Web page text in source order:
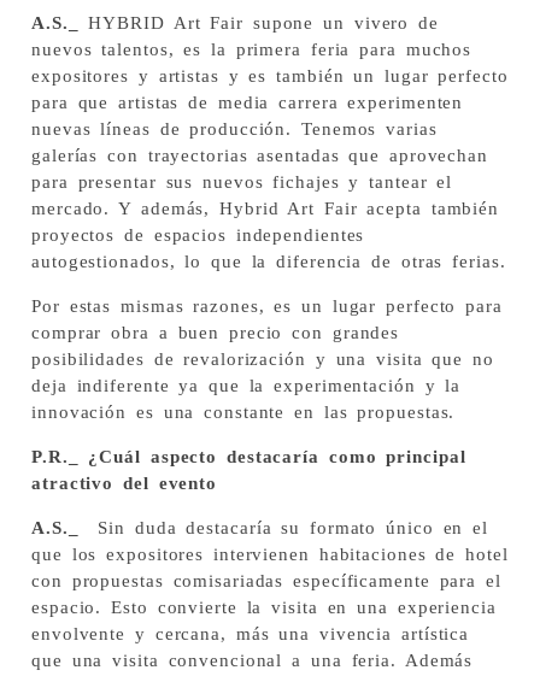
A.S._HYBRID Art Fair supone un vivero de
nuevos talentos, es la primera feria para muchos
expositores y artistas y es también un lugar perfecto
para que artistas de media carrera experimenten
nuevas líneas de producción. Tenemos varias
galerías con trayectorias asentadas que aprovechan
para presentar sus nuevos fichajes y tantear el
mercado. Y además, Hybrid Art Fair acepta también
proyectos de espacios independientes
autogestionados, lo que la diferencia de otras ferias.
Por estas mismas razones, es un lugar perfecto para
comprar obra a buen precio con grandes
posibilidades de revalorización y una visita que no
deja indiferente ya que la experimentación y la
innovación es una constante en las propuestas.
P.R._ ¿Cuál aspecto destacaría como principal
atractivo del evento
A.S._
Sin duda destacaría su formato único en el
que los expositores intervienen habitaciones de hotel
con propuestas comisariadas específicamente para el
espacio. Esto convierte la visita en una experiencia
envolvente y cercana, más una vivencia artística
que una visita convencional a una feria. Además